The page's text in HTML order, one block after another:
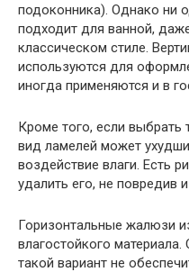
подоконника). Однако ни
подходит для ванной,
классическом стиле.
используются для
иногда применяются и в
Кроме того, если выбрать
вид ламелей может
воздействие влаги. Есть
удалить его, не повредив
Горизонтальные жалюзи
влагостойкого
такой вариант не